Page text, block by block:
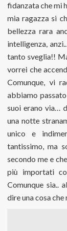
fidanzata che mi
mia ragazza si
bellezza rara
intelligenza,
tanto sveglia!!
vorrei che
Comunque, vi
abbiamo
suoi erano via…
una notte
unico e
tantissimo, ma
secondo me e
più importati
Comunque sia..
dire una cosa che